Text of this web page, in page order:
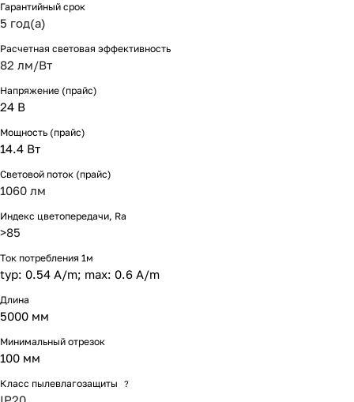
Гарантийный срок
5 год(а)
Расчетная световая эффективность
82 лм/Вт
Напряжение (прайс)
24 В
Мощность (прайс)
14.4 Вт
Световой поток (прайс)
1060 лм
Индекс цветопередачи, Ra
>85
Ток потребления 1м
typ: 0.54 A/m; max: 0.6 A/m
Длина
5000 мм
Минимальный отрезок
100 мм
Класс пылевлагозащиты ?